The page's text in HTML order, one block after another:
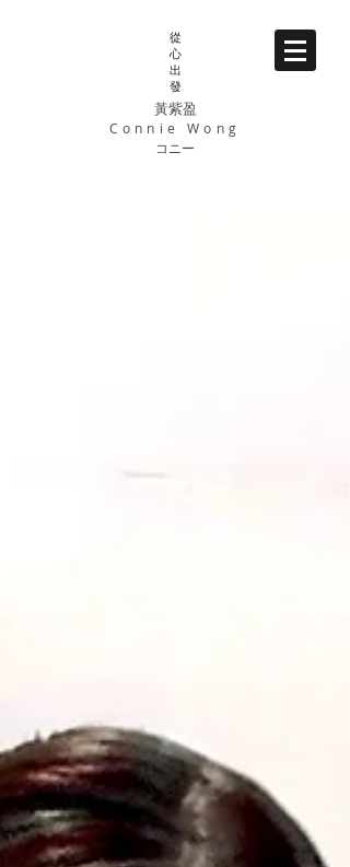
從
心
出
發
黃紫盈
Connie Wong
コニー